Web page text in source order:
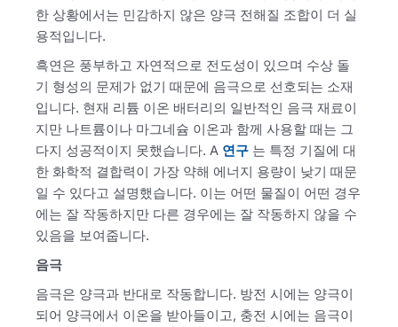
한 상황에서는 민감하지 않은 양극 전해질 조합이 더 실
용적입니다.
흑연은 풍부하고 자연적으로 전도성이 있으며 수상 돌
기 형성의 문제가 없기 때문에 음극으로 선호되는 소재
입니다. 현재 리튬 이온 배터리의 일반적인 음극 재료이
지만 나트륨이나 마그네슘 이온과 함께 사용할 때는 그
다지 성공적이지 못했습니다. A 연구 는 특정 기질에 대
한 화학적 결합력이 가장 약해 에너지 용량이 낮기 때문
일 수 있다고 설명했습니다. 이는 어떤 물질이 어떤 경우
에는 잘 작동하지만 다른 경우에는 잘 작동하지 않을 수
있음을 보여줍니다.
음극
음극은 양극과 반대로 작동합니다. 방전 시에는 양극이
되어 양극에서 이온을 받아들이고, 충전 시에는 음극이